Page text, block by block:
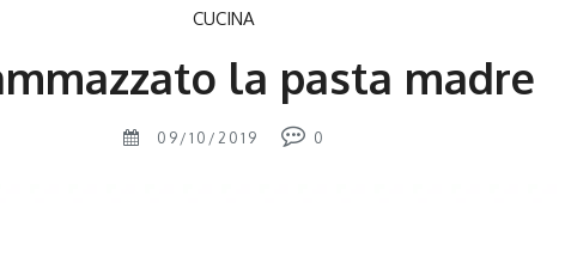
CUCINA
la pasta madre
09/10/2019 0